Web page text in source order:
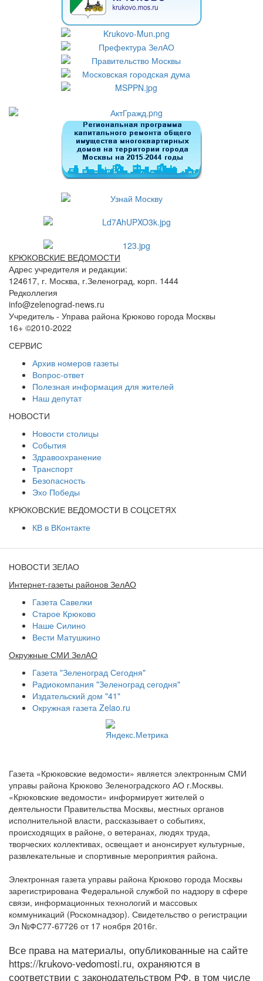
КРЮКОВСКИЕ ВЕДОМОСТИ
Адрес учредителя и редакции:
124617, г. Москва, г.Зеленоград, корп. 1444
Редколлегия
info@zelenograd-news.ru
Учредитель - Управа района Крюково города Москвы
16+ ©2010-2022
СЕРВИС
Архив номеров газеты
Вопрос-ответ
Полезная информация для жителей
Наш депутат
НОВОСТИ
Новости столицы
События
Здравоохранение
Транспорт
Безопасность
Эхо Победы
КРЮКОВСКИЕ ВЕДОМОСТИ В СОЦСЕТЯХ
КВ в ВКонтакте
НОВОСТИ ЗЕЛАО
Интернет-газеты районов ЗелАО
Газета Савелки
Старое Крюково
Наше Силино
Вести Матушкино
Окружные СМИ ЗелАО
Газета "Зеленоград Сегодня"
Радиокомпания "Зеленоград сегодня"
Издательский дом "41"
Окружная газета Zelao.ru
Газета «Крюковские ведомости» является электронным СМИ
управы района Крюково Зеленоградского АО г.Москвы.
«Крюковские ведомости» информирует жителей о
деятельности Правительства Москвы, местных органов
исполнительной власти, рассказывает о событиях,
происходящих в районе, о ветеранах, людях труда,
творческих коллективах, освещает и анонсирует культурные,
развлекательные и спортивные мероприятия района.
Электронная газета управы района Крюково города Москвы
зарегистрирована Федеральной службой по надзору в сфере
связи, информационных технологий и массовых
коммуникаций (Роскомнадзор). Свидетельство о регистрации
Эл №ФС77-67726 от 17 ноября 2016г.
Все права на материалы, опубликованные на сайте
https://krukovo-vedomosti.ru, охраняются в
соответствии с законодательством РФ, в том числе